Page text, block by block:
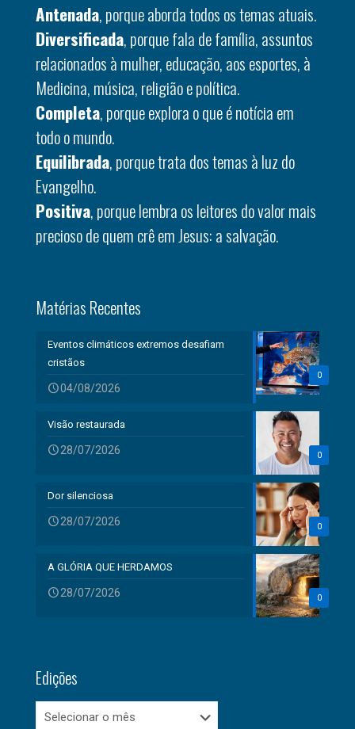
Antenada, porque aborda todos os temas atuais.
Diversificada, porque fala de família, assuntos
relacionados à mulher, educação, aos esportes, à
Medicina, música, religião e política.
Completa, porque explora o que é notícia em
todo o mundo.
Equilibrada, porque trata dos temas à luz do
Evangelho.
Positiva, porque lembra os leitores do valor mais
precioso de quem crê em Jesus: a salvação.
Matérias Recentes
0
Eventos climáticos extremos desafiam
cristãos
04/08/2026
0
Visão restaurada
28/07/2026
0
Dor silenciosa
28/07/2026
0
A GLÓRIA QUE HERDAMOS
28/07/2026
Edições
Edições